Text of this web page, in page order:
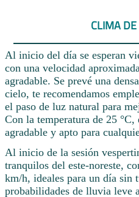
CLIMA
Al inicio del día se esperan
con una velocidad
agradable. Se prevé una
cielo, te recomendamos
el paso de luz natural para
Con la temperatura de 25
agradable y apto para
Al inicio de la sesión
tranquilos del este-noreste,
km/h, ideales para un día sin
probabilidades de lluvia leve